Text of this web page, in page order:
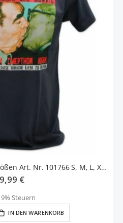
Berlin T-Shirt in mehrer Größen Art. Nr. 101766 S, M, L, XL, XXL
€
Steuern
IN DEN WARENKORB